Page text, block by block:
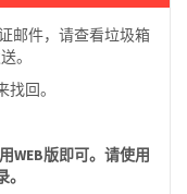
邮件，请查看垃圾箱
。
找回。
WEB版即可。请使用